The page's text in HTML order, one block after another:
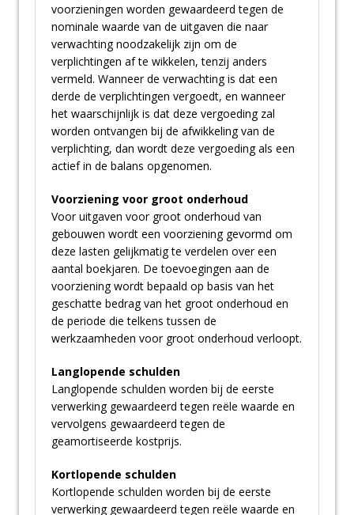
voorzieningen worden gewaardeerd tegen de
nominale waarde van de uitgaven die naar
verwachting noodzakelijk zijn om de
verplichtingen af te wikkelen, tenzij anders
vermeld. Wanneer de verwachting is dat een
derde de verplichtingen vergoedt, en wanneer
het waarschijnlijk is dat deze vergoeding zal
worden ontvangen bij de afwikkeling van de
verplichting, dan wordt deze vergoeding als een
actief in de balans opgenomen.
Voorziening voor groot onderhoud
Voor uitgaven voor groot onderhoud van
gebouwen wordt een voorziening gevormd om
deze lasten gelijkmatig te verdelen over een
aantal boekjaren. De toevoegingen aan de
voorziening wordt bepaald op basis van het
geschatte bedrag van het groot onderhoud en
de periode die telkens tussen de
werkzaamheden voor groot onderhoud verloopt.
Langlopende schulden
Langlopende schulden worden bij de eerste
verwerking gewaardeerd tegen reële waarde en
vervolgens gewaardeerd tegen de
geamortiseerde kostprijs.
Kortlopende schulden
Kortlopende schulden worden bij de eerste
verwerking gewaardeerd tegen reële waarde en